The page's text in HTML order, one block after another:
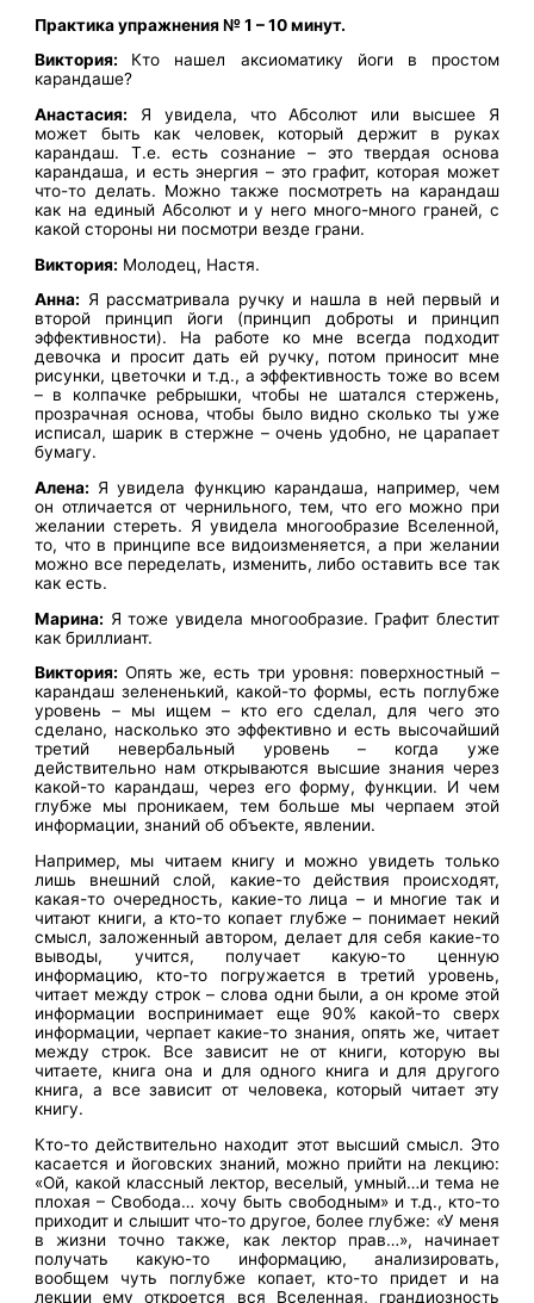
Практика упражнения № 1 – 10 минут.
Виктория: Кто нашел аксиоматику йоги в простом
карандаше?
Анастасия: Я увидела, что Абсолют или высшее Я
может быть как человек, который держит в руках
карандаш. Т.е. есть сознание – это твердая основа
карандаша, и есть энергия – это графит, которая может
что-то делать. Можно также посмотреть на карандаш
как на единый Абсолют и у него много-много граней, с
какой стороны ни посмотри везде грани.
Виктория: Молодец, Настя.
Анна: Я рассматривала ручку и нашла в ней первый и
второй принцип йоги (принцип доброты и принцип
эффективности). На работе ко мне всегда подходит
девочка и просит дать ей ручку, потом приносит мне
рисунки, цветочки и т.д., а эффективность тоже во всем
– в колпачке ребрышки, чтобы не шатался стержень,
прозрачная основа, чтобы было видно сколько ты уже
исписал, шарик в стержне – очень удобно, не царапает
бумагу.
Алена: Я увидела функцию карандаша, например, чем
он отличается от чернильного, тем, что его можно при
желании стереть. Я увидела многообразие Вселенной,
то, что в принципе все видоизменяется, а при желании
можно все переделать, изменить, либо оставить все так
как есть.
Марина: Я тоже увидела многообразие. Графит блестит
как бриллиант.
Виктория: Опять же, есть три уровня: поверхностный –
карандаш зелененький, какой-то формы, есть поглубже
уровень – мы ищем – кто его сделал, для чего это
сделано, насколько это эффективно и есть высочайший
третий невербальный уровень – когда уже
действительно нам открываются высшие знания через
какой-то карандаш, через его форму, функции. И чем
глубже мы проникаем, тем больше мы черпаем этой
информации, знаний об объекте, явлении.
Например, мы читаем книгу и можно увидеть только
лишь внешний слой, какие-то действия происходят,
какая-то очередность, какие-то лица – и многие так и
читают книги, а кто-то копает глубже – понимает некий
смысл, заложенный автором, делает для себя какие-то
выводы, учится, получает какую-то ценную
информацию, кто-то погружается в третий уровень,
читает между строк – слова одни были, а он кроме этой
информации воспринимает еще 90% какой-то сверх
информации, черпает какие-то знания, опять же, читает
между строк. Все зависит не от книги, которую вы
читаете, книга она и для одного книга и для другого
книга, а все зависит от человека, который читает эту
книгу.
Кто-то действительно находит этот высший смысл. Это
касается и йоговских знаний, можно прийти на лекцию:
«Ой, какой классный лектор, веселый, умный…и тема не
плохая – Свобода… хочу быть свободным» и т.д., кто-то
приходит и слышит что-то другое, более глубже: «У меня
в жизни точно также, как лектор прав…», начинает
получать какую-то информацию, анализировать,
вообщем чуть поглубже копает, кто-то придет и на
лекции ему откроется вся Вселенная, грандиозность